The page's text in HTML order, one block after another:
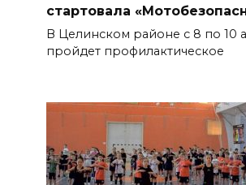
стартовала
В Целинском районе с 8 по 10
пройдет профилактическое